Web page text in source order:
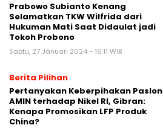
Prabowo Subianto Kenang
Selamatkan TKW Wilfrida dari
Hukuman Mati Saat Didaulat jadi
Tokoh Probono
Sabtu, 27 Januari 2024 - 16:11 WIB
Berita Pilihan
Pertanyakan Keberpihakan Paslon
AMIN terhadap Nikel RI, Gibran:
Kenapa Promosikan LFP Produk
China?